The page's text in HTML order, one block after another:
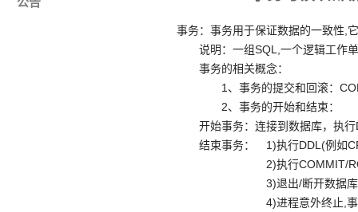
事务：事务用于保证数据的一致性,
说明：一组SQL,一个逻辑工作单
事务的相关概念：
1、事务的提交和回滚：
2、事务的开始和结束：
开始事务：连接到数据库，执行
结束事务： 1)执行DDL(例如
2)执行COMMIT/
3)退出/断开数据库的连
4)进程意外终止,事务